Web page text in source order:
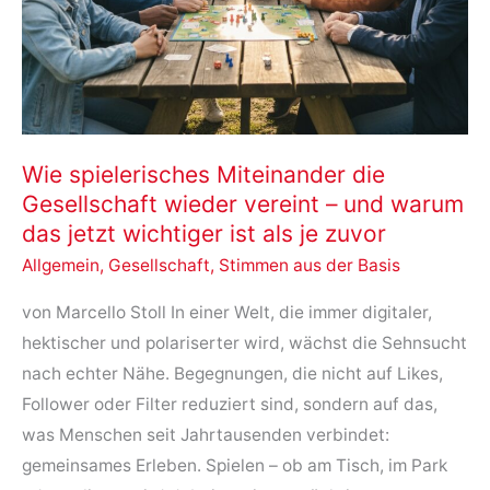
Wie spielerisches Miteinander die
Gesellschaft wieder vereint – und warum
das jetzt wichtiger ist als je zuvor
Allgemein, Gesellschaft, Stimmen aus der Basis
von Marcello Stoll In einer Welt, die immer digitaler,
hektischer und polariserter wird, wächst die Sehnsucht
nach echter Nähe. Begegnungen, die nicht auf Likes,
Follower oder Filter reduziert sind, sondern auf das,
was Menschen seit Jahrtausenden verbindet:
gemeinsames Erleben. Spielen – ob am Tisch, im Park